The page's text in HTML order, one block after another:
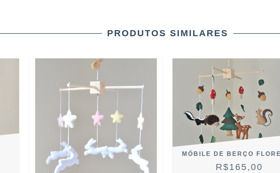
PRODUTOS SIMILARES
MÓBILE DE BERÇO
R$165,00